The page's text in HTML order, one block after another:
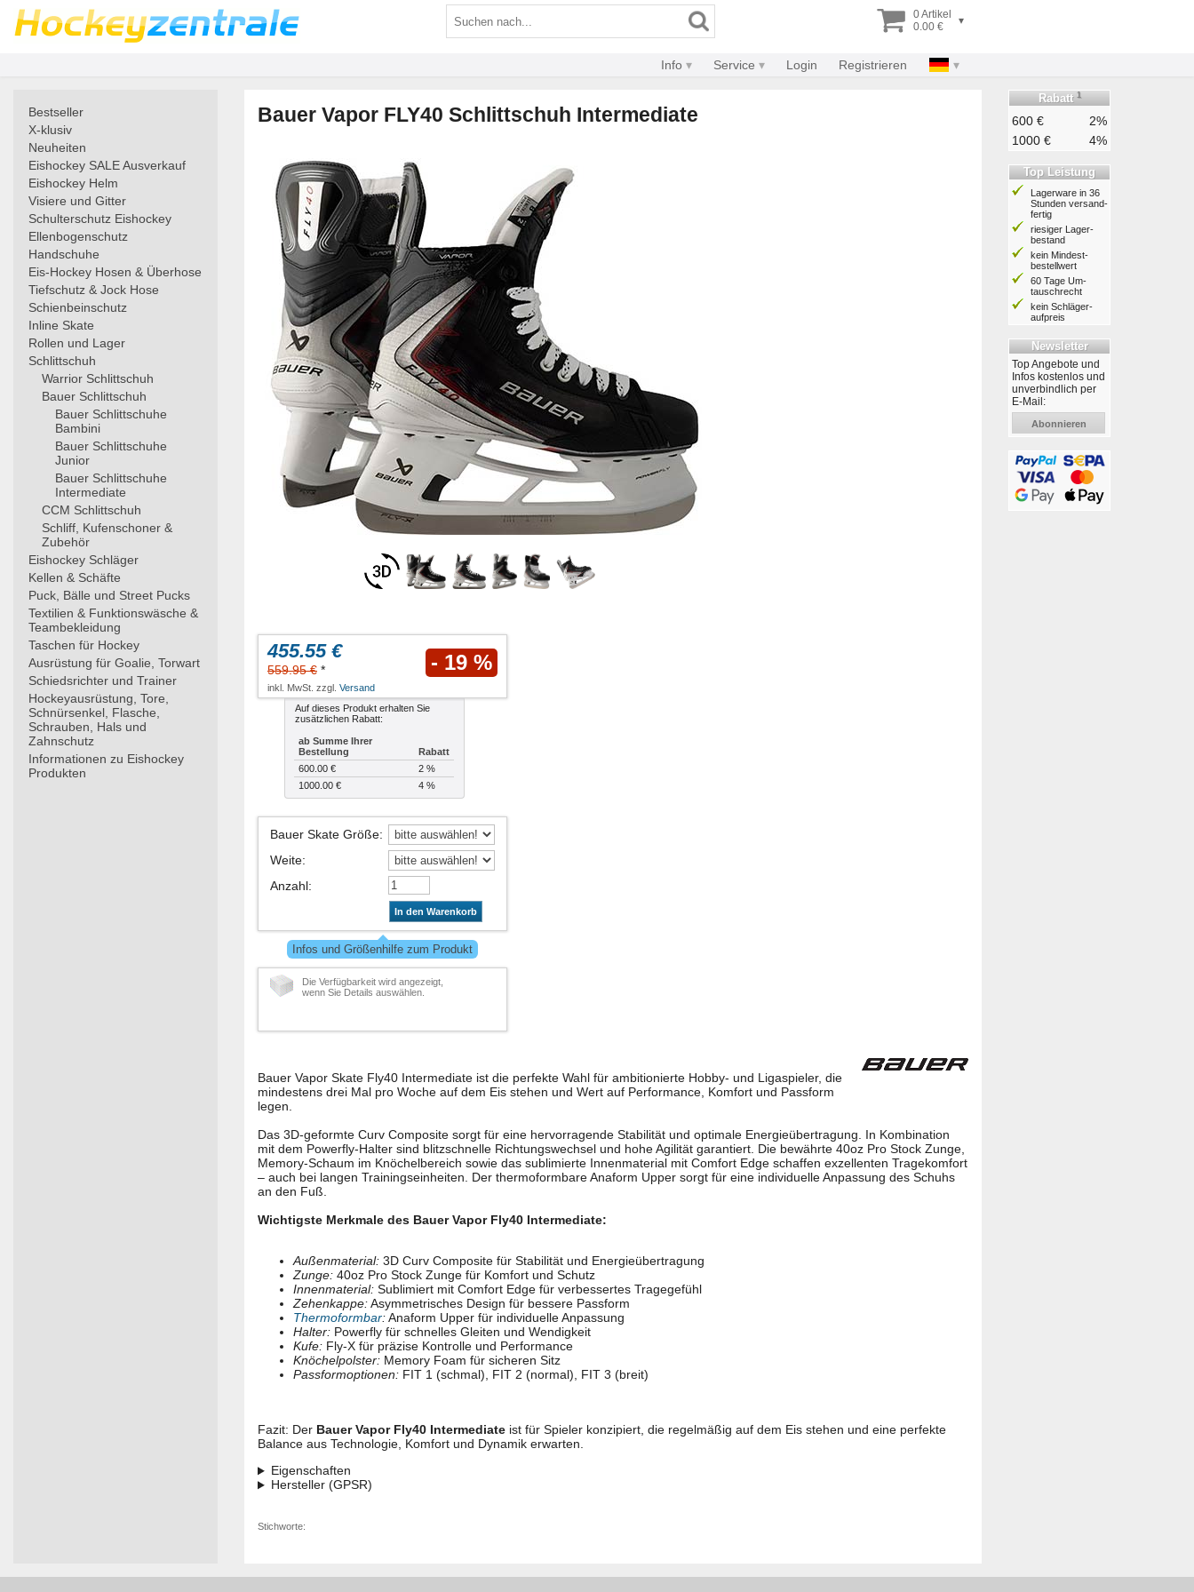
0 Artikel
0.00 €
▾
Info Service Login Registrieren
Bestseller
X-klusiv
Neuheiten
Eishockey SALE Ausverkauf
Eishockey Helm
Visiere und Gitter
Schulterschutz Eishockey
Ellenbogenschutz
Handschuhe
Eis-Hockey Hosen & Überhose
Tiefschutz & Jock Hose
Schienbeinschutz
Inline Skate
Rollen und Lager
Schlittschuh
Warrior Schlittschuh
Bauer Schlittschuh
Bauer Schlittschuhe
Bambini
Bauer Schlittschuhe
Junior
Bauer Schlittschuhe
Intermediate
CCM Schlittschuh
Schliff, Kufenschoner &
Zubehör
Eishockey Schläger
Kellen & Schäfte
Puck, Bälle und Street Pucks
Textilien & Funktionswäsche &
Teambekleidung
Taschen für Hockey
Ausrüstung für Goalie, Torwart
Schiedsrichter und Trainer
Hockeyausrüstung, Tore,
Schnürsenkel, Flasche,
Schrauben, Hals und
Zahnschutz
Informationen zu Eishockey
Produkten
Bauer Vapor FLY40 Schlittschuh Intermediate
455.55 €
559.95 € * - 19 %
inkl. MwSt. zzgl. Versand
Auf dieses Produkt erhalten Sie
zusätzlichen Rabatt:
ab Summe Ihrer
Bestellung
Rabatt
600.00 €
2 %
1000.00 €
4 %
Bauer Skate Größe:
Weite:
Anzahl:
In den Warenkorb
Infos und Größenhilfe zum Produkt
Die Verfügbarkeit wird angezeigt,
wenn Sie Details auswählen.
Bauer Vapor Skate Fly40 Intermediate ist die perfekte Wahl für ambitionierte Hobby- und Ligaspieler, die
mindestens drei Mal pro Woche auf dem Eis stehen und Wert auf Performance, Komfort und Passform
legen.
Das 3D-geformte Curv Composite sorgt für eine hervorragende Stabilität und optimale Energieübertragung. In Kombination
mit dem Powerfly-Halter sind blitzschnelle Richtungswechsel und hohe Agilität garantiert. Die bewährte 40oz Pro Stock Zunge,
Memory-Schaum im Knöchelbereich sowie das sublimierte Innenmaterial mit Comfort Edge schaffen exzellenten Tragekomfort
– auch bei langen Trainingseinheiten. Der thermoformbare Anaform Upper sorgt für eine individuelle Anpassung des Schuhs
an den Fuß.
Wichtigste Merkmale des Bauer Vapor Fly40 Intermediate:
Außenmaterial: 3D Curv Composite für Stabilität und Energieübertragung
Zunge: 40oz Pro Stock Zunge für Komfort und Schutz
Innenmaterial: Sublimiert mit Comfort Edge für verbessertes Tragegefühl
Zehenkappe:Asymmetrisches Design für bessere Passform
Thermoformbar:Anaform Upper für individuelle Anpassung
Halter: Powerfly für schnelles Gleiten und Wendigkeit
Kufe: Fly-X für präzise Kontrolle und Performance
Knöchelpolster: Memory Foam für sicheren Sitz
Passformoptionen: FIT 1 (schmal), FIT 2 (normal), FIT 3 (breit)
Fazit: Der Bauer Vapor Fly40 Intermediate ist für Spieler konzipiert, die regelmäßig auf dem Eis stehen und eine perfekte
Balance aus Technologie, Komfort und Dynamik erwarten.
Eigenschaften
Hersteller (GPSR)
Stichworte:
Rabatt 1
600 €
2%
1000 €
4%
Top Leistung
Lagerware in 36
Stunden ver­sand­
fertig
riesiger Lager­
bestand
kein Mindest­
bestell­wert
60 Tage Um­
tausch­recht
kein Schläger­
aufpreis
Newsletter
Top Angebote und
Infos kostenlos und
unverbindlich per
E-Mail:
Abonnieren